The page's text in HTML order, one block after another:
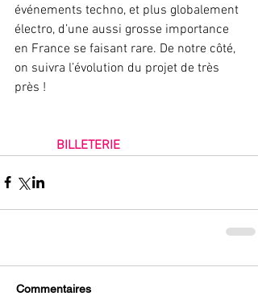
événements techno, et plus globalement
électro, d’une aussi grosse importance
en France se faisant rare. De notre côté,
on suivra l’évolution du projet de très
près !
BILLETERIE
Commentaires